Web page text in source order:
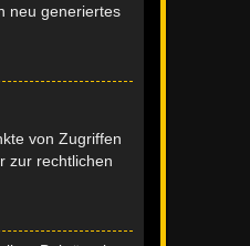
neu generiertes
von Zugriffen
zur rechtlichen